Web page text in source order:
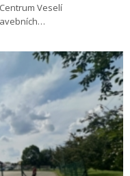
Veselí